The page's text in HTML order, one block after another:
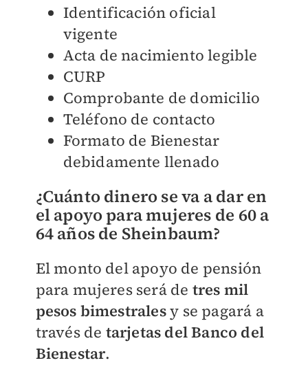
Identificación oficial
vigente
Acta de nacimiento legible
CURP
Comprobante de domicilio
Teléfono de contacto
Formato de Bienestar
debidamente llenado
¿Cuánto dinero se va a dar en
el apoyo para mujeres de 60 a
64 años de Sheinbaum?
El monto del apoyo de pensión
para mujeres será de tres mil
pesos bimestralesy se pagará a
través de tarjetas del Banco del
Bienestar.